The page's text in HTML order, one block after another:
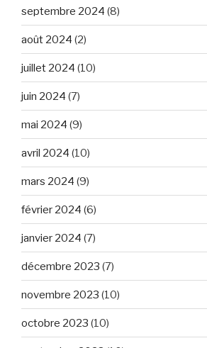
septembre 2024 (8)
août 2024 (2)
juillet 2024 (10)
juin 2024 (7)
mai 2024 (9)
avril 2024 (10)
mars 2024 (9)
février 2024 (6)
janvier 2024 (7)
décembre 2023 (7)
novembre 2023 (10)
octobre 2023 (10)